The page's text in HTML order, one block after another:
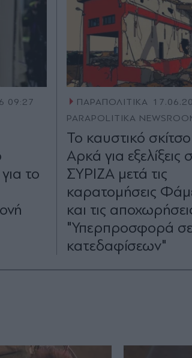
09:27
το
ΠΑΡΑΠΟΛΙΤΙΚΑ
PARAPOLITIKA
Το καυστικό
Αρκά για εξελίξεις
ΣΥΡΙΖΑ μετά τις
καρατομήσεις
και τις
"Υπερπροσφορά σε
κατεδαφίσεων"